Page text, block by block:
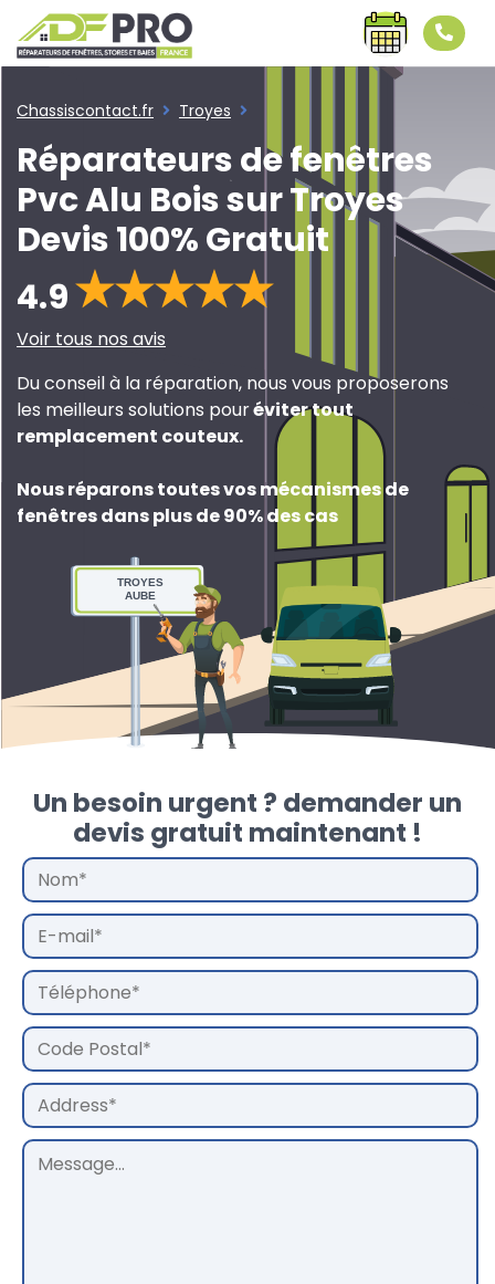
Chassiscontact.fr Troyes
Réparateurs de fenêtres
Pvc Alu Bois sur Troyes
Devis 100% Gratuit
4.9
Voir tous nos avis
Du conseil à la réparation, nous vous proposerons
les meilleurs solutions pouréviter tout
remplacement couteux.
Nous réparons toutes vos mécanismes de
fenêtres dans plus de 90% des cas
TROYES
AUBE
Un besoin urgent ? demander un
devis gratuit maintenant !